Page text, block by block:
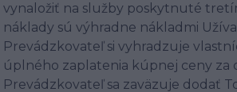
vynaložiť na služby poskytnuté
náklady sú výhradne nákladmi
Prevádzkovateľ si vyhradzuje
úplného zaplatenia kúpnej ceny za
Prevádzkovateľ sa zaväzuje dodať